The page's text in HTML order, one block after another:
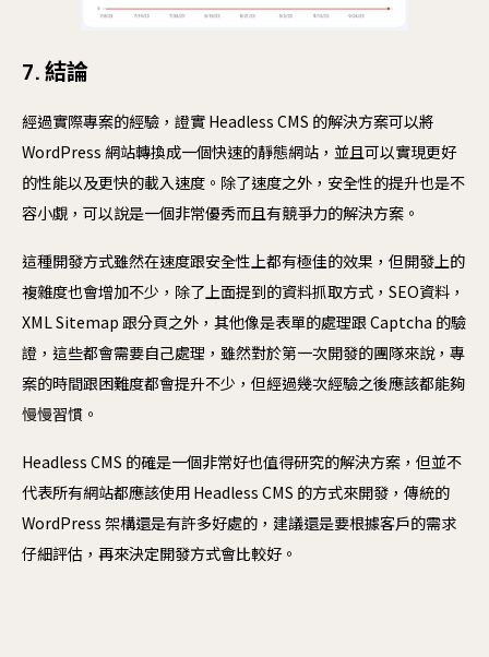
7. 結論
經過實際專案的經驗，證實 Headless CMS 的解決方案可以將
WordPress 網站轉換成一個快速的靜態網站，並且可以實現更好
的性能以及更快的載入速度。除了速度之外，安全性的提升也是不
容小覷，可以說是一個非常優秀而且有競爭力的解決方案。
這種開發方式雖然在速度跟安全性上都有極佳的效果，但開發上的
複雜度也會增加不少，除了上面提到的資料抓取方式，SEO資料，
XML Sitemap 跟分頁之外，其他像是表單的處理跟 Captcha 的驗
證，這些都會需要自己處理，雖然對於第一次開發的團隊來說，專
案的時間跟困難度都會提升不少，但經過幾次經驗之後應該都能夠
慢慢習慣。
Headless CMS 的確是一個非常好也值得研究的解決方案，但並不
代表所有網站都應該使用 Headless CMS 的方式來開發，傳統的
WordPress 架構還是有許多好處的，建議還是要根據客戶的需求
仔細評估，再來決定開發方式會比較好。